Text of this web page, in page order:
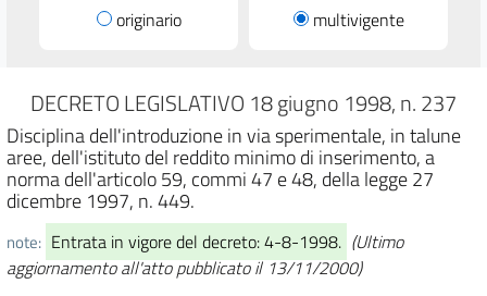
originario multivigente
DECRETO LEGISLATIVO 18 giugno 1998, n. 237
Disciplina dell'introduzione in via sperimentale, in talune
aree, dell'istituto del reddito minimo di inserimento, a
norma dell'articolo 59, commi 47 e 48, della legge 27
dicembre 1997, n. 449.
note: Entrata in vigore del decreto: 4-8-1998. (Ultimo
aggiornamento all'atto pubblicato il 13/11/2000)